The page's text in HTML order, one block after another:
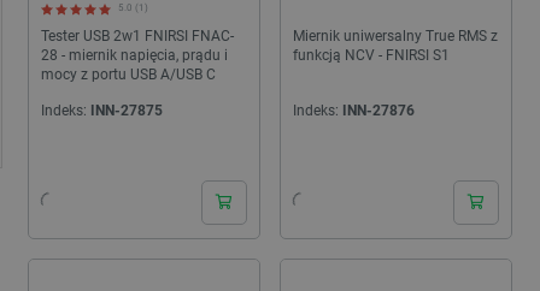
Tester USB 2w1 FNIRSI FNAC-
28 - miernik napięcia, prądu i
mocy z portu USB A/USB C
5.0 (1)
Indeks: INN-27875
Miernik uniwersalny True RMS z
funkcją NCV - FNIRSI S1
Indeks: INN-27876